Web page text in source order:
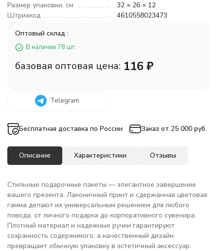
Размер упаковки, см
32 × 26 × 12
Штрихкод
4610558023473
Оптовый склад :
В наличии 78 шт.
базовая оптовая цена: 116 ₽
Telegram
Бесплатная доставка по России Заказ от 25 000 руб.
Описание Характеристики Отзывы
Стильные подарочные пакеты — элегантное завершение
вашего презента. Лаконичный принт и сдержанная цветовая
гамма делают их универсальным решением для любого
повода, от личного подарка до корпоративного сувенира.
Плотный материал и надежные ручки гарантируют
сохранность содержимого, а качественный дизайн
превращает обычную упаковку в эстетичный аксессуар.